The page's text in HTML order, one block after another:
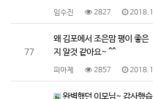
임수진 2827 2018.10.17
77
왜 김포에서 조은맘 평이 좋은
지 알것 같아요~ ^^
피아제 2857 2018.10.17
완벽했던 이모님~ 감사했습